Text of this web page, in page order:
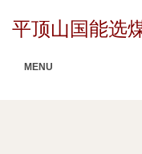
平顶山国能选
MENU